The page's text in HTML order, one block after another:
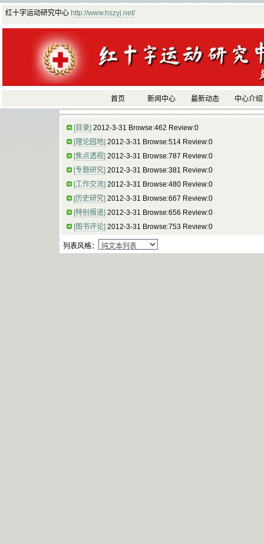
红十字运动研究中心 http://www.hszyj.net/
首页 新闻中心 最新动态 中心介绍
[目录] 2012-3-31 Browse:462 Review:0
[理论园地] 2012-3-31 Browse:514 Review:0
[焦点透视] 2012-3-31 Browse:787 Review:0
[专题研究] 2012-3-31 Browse:381 Review:0
[工作交流] 2012-3-31 Browse:480 Review:0
[历史研究] 2012-3-31 Browse:667 Review:0
[特别报道] 2012-3-31 Browse:656 Review:0
[图书评论] 2012-3-31 Browse:753 Review:0
列表风格：